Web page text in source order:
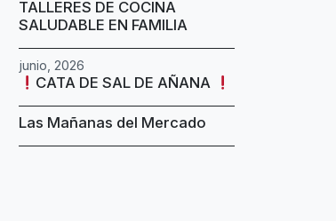
TALLERES DE COCINA
SALUDABLE EN FAMILIA
junio, 2026
CATA DE SAL DE AÑANA
Las Mañanas del Mercado